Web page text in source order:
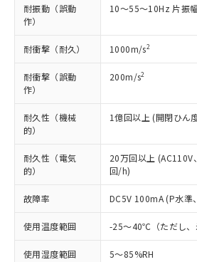
耐振動（誤動
作）
10～55～10Hz 片振
耐衝撃（耐久） 1000m/s2
耐衝撃（誤動
作）
200m/s2
耐久性（機械
的）
1億回以上 (開閉ひん
耐久性（電気
的）
20万回以上
回/h)
故障率 DC5V 100mA (P水
使用温度範囲 -25～40℃（ただし、
使用湿度範囲 5～85%RH
了承ください。
様のお取引先、または
ムロン制御機器販売店
ご相談ください。
オムロン制御機器販売
ください。
在庫状況および標準価
事前の承諾なく第三者
示しないようお願いし
マイパーツ機能（部品
ビス）をご利用いただ
メンバーズにご登録さ
あります。
お客様が当ウェブサイ
(PBDE) 1000ppm以下、フタル酸ビ
（DBP） 1000ppm以下、フタル酸ジ
(DIBP) 1000ppm以下
但し、RoHS指令で産業用監視および
適用除外項目は除く。
フタル酸エステル類の４物質について
部品在庫の切り替え状況など
月が前後することがあります
※3 非含有証明書ダウン
ニル類) : 1000ppm、 PBDEs(ポリ臭
DBP(フタル酸ジブチル) : 1000ppm
イソブチル) : 1000ppm、 BBP(フタル
ル) : 1000ppm、
DEHP(フタル酸ビス(2-エチルヘキシ
※2 環境保護使用期限
準値以下であることを示しま
「10」：通常の使用状況下に
質が外部に漏えいし、環境
及ぼさない年数を意味します。
「－」：未確認です。当社
い合わせください。
とります。
当社は規制貨物を破棄
全に破砕するなど、違
いよう必要な手段を講じ
当社は貴社製品を、核
ル、化学兵器、生物兵
使用いたしません。
当社は、貴社製品を第
該第三者に通知します
販売先および販売に係
法に輸出するおそれが
り引きをいたしません。
○ 一定数以上の在庫
△ 一定数には満たな
－
在庫なし(最新の在
たはお客様担当の
機器販売店・当社
認ください)
受注生産機種、ま
情報を公開してい